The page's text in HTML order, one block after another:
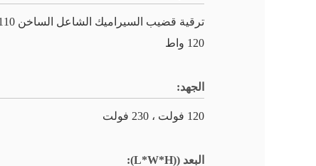
120 واط
الجهد:
120 فولت ، 230 فولت
البعد ((L*W*H):